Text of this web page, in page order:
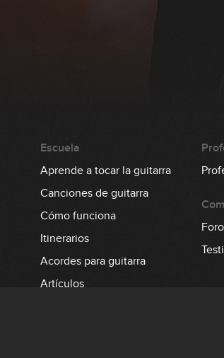
Escuela
Aprende a tocar la guitarra
Canciones de guitarra
Cómo funciona
Itinerarios
Acordes para guitarra
Artículos
Foro